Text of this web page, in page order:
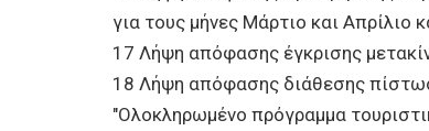
για τους μήνες Μάρτιο και
17 Λήψη απόφασης έγκρισης
18 Λήψη απόφασης διάθεσης
"Ολοκληρωμένο πρόγραμμα